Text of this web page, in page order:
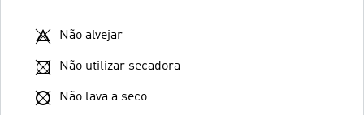
Não alvejar
Não utilizar secadora
Não lava a seco